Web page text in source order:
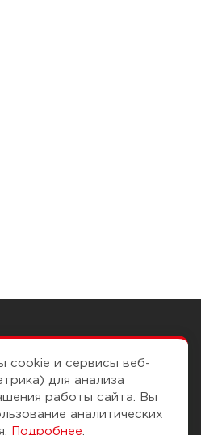
Помощь
cookie и сервисы веб-
для анализа
работы сайта. Вы
аналитических
Подробнее